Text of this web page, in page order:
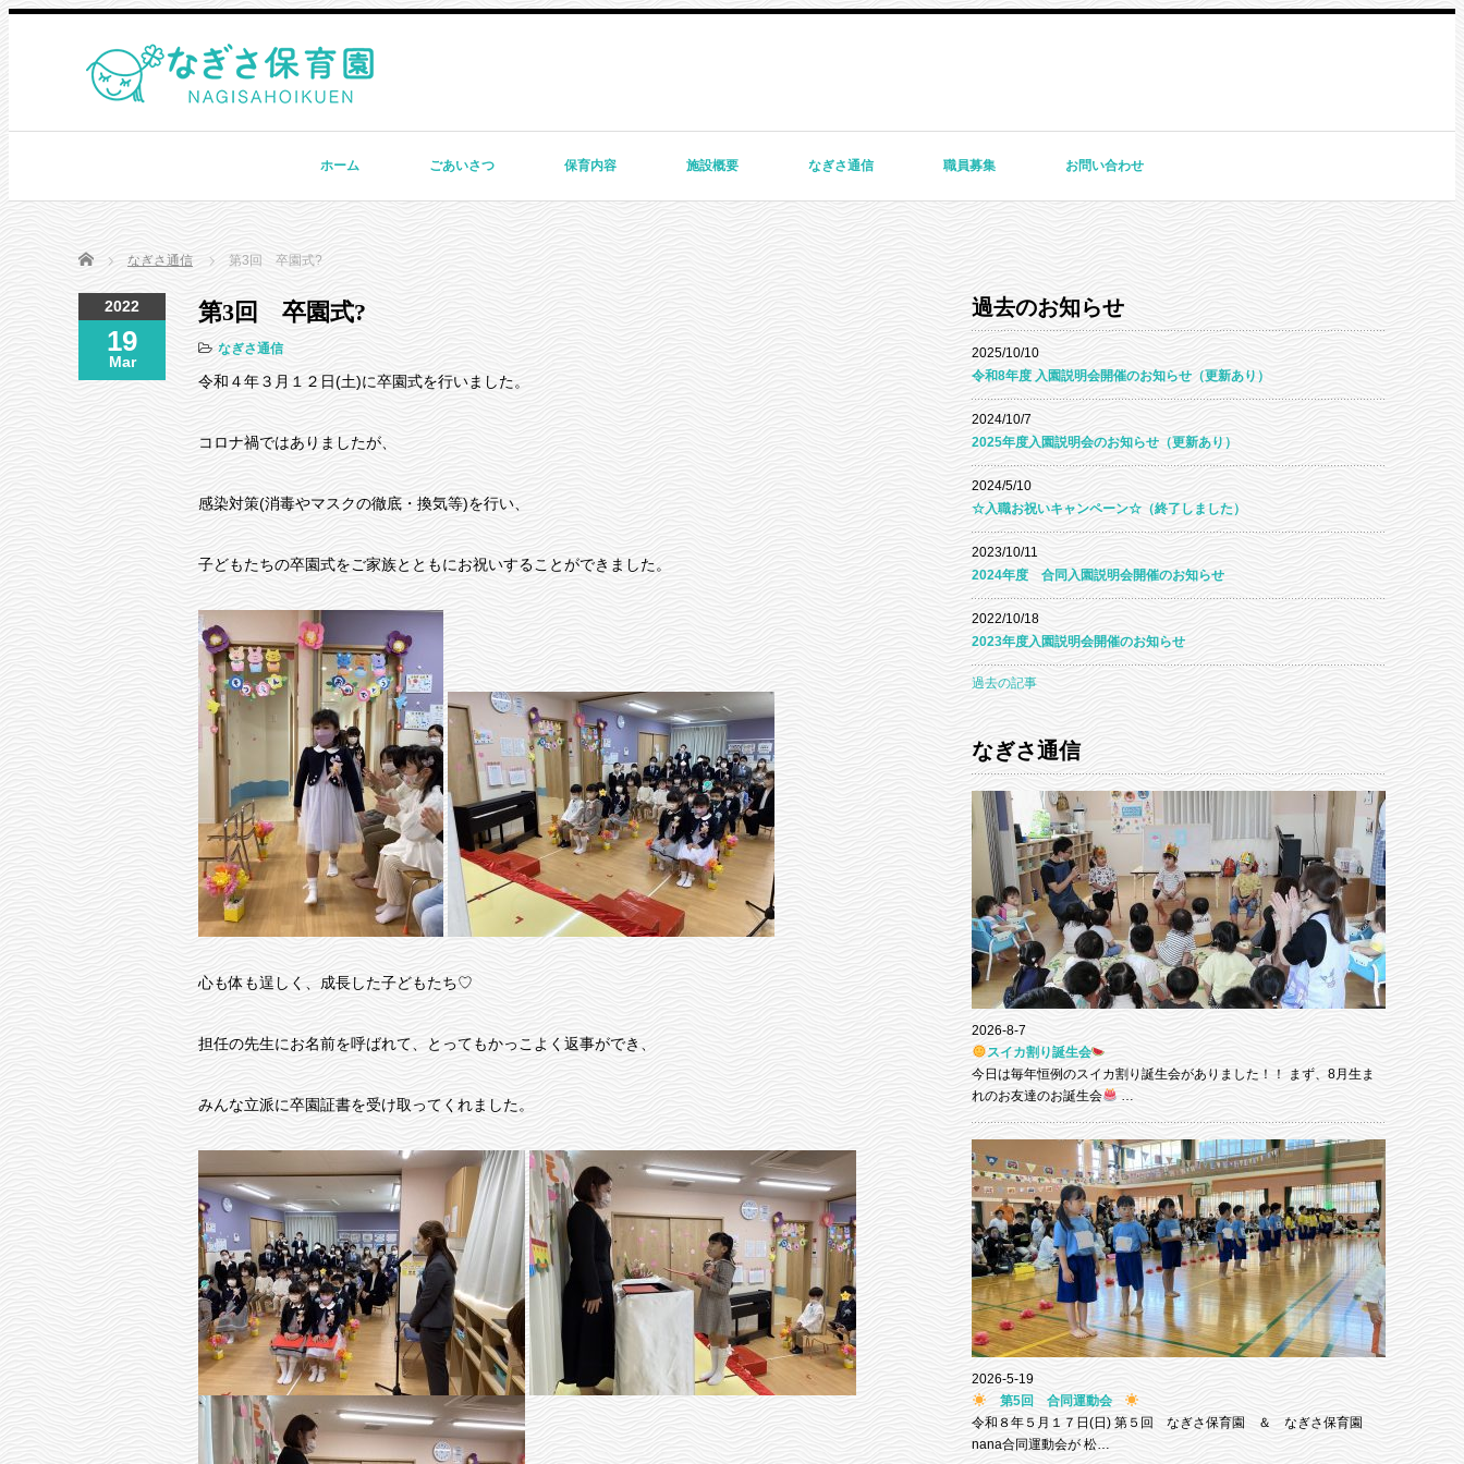
ホーム ごあいさつ 保育内容 施設概要 なぎさ通信 職員募集 お問い合わせ
Home なぎさ通信 第3回 卒園式?
2022
19
Mar
第3回 卒園式?
なぎさ通信
令和４年３月１２日(土)に卒園式を行いました。
コロナ禍ではありましたが、
感染対策(消毒やマスクの徹底・換気等)を行い、
子どもたちの卒園式をご家族とともにお祝いすることができました。
心も体も逞しく、成長した子どもたち♡
担任の先生にお名前を呼ばれて、とってもかっこよく返事ができ、
みんな立派に卒園証書を受け取ってくれました。
過去のお知らせ
2025/10/10
令和8年度 入園説明会開催のお知らせ（更新あり）
2024/10/7
2025年度入園説明会のお知らせ（更新あり）
2024/5/10
☆入職お祝いキャンペーン☆（終了しました）
2023/10/11
2024年度 合同入園説明会開催のお知らせ
2022/10/18
2023年度入園説明会開催のお知らせ
過去の記事
なぎさ通信
2026-8-7
スイカ割り誕生会
今日は毎年恒例のスイカ割り誕生会がありました！！ まず、8月生ま
れのお友達のお誕生会
…
2026-5-19
第5回 合同運動会
令和８年５月１７日(日) 第５回 なぎさ保育園 ＆ なぎさ保育園
nana合同運動会が 松…